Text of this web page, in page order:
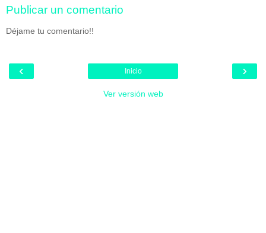
Publicar un comentario
Déjame tu comentario!!
‹ ›
Inicio
Ver versión web